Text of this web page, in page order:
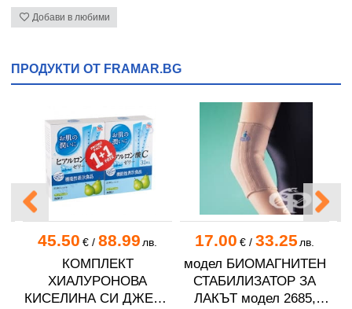
Добави в любими
ПРОДУКТИ ОТ FRAMAR.BG
45.50 €/ 88.99 лв.
КОМПЛЕКТ
ХИАЛУРОНОВА
КИСЕЛИНА СИ ДЖЕЛИ
17.00 €/ 33.25 лв.
модел БИОМАГНИТЕН
СТАБИЛИЗАТОР ЗА
ЛАКЪТ модел 2685,